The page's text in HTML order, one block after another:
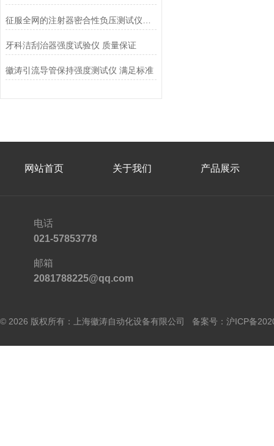
牙科洁刮治器强度试验仪 质量保证
徽涛引流导管保持强度测试仪 满足标准
网站首页 关于我们 产品展示
电话
021-57853778
邮箱
2081788225@qq.com
© 2026 版权所有：上海徽涛自动化设备有限公司 备案号： 沪ICP备